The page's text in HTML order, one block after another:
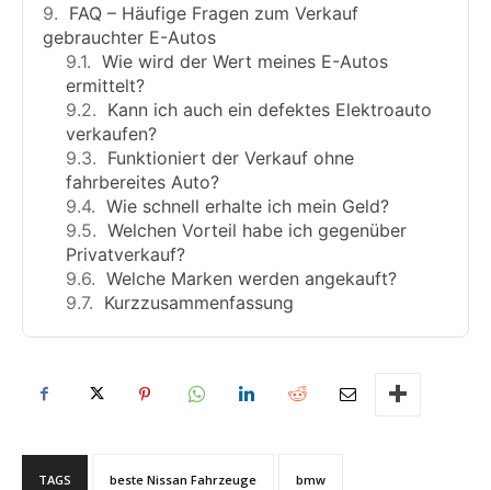
FAQ – Häufige Fragen zum Verkauf
gebrauchter E-Autos
Wie wird der Wert meines E-Autos
ermittelt?
Kann ich auch ein defektes Elektroauto
verkaufen?
Funktioniert der Verkauf ohne
fahrbereites Auto?
Wie schnell erhalte ich mein Geld?
Welchen Vorteil habe ich gegenüber
Privatverkauf?
Welche Marken werden angekauft?
Kurzzusammenfassung
TAGS beste Nissan Fahrzeuge bmw